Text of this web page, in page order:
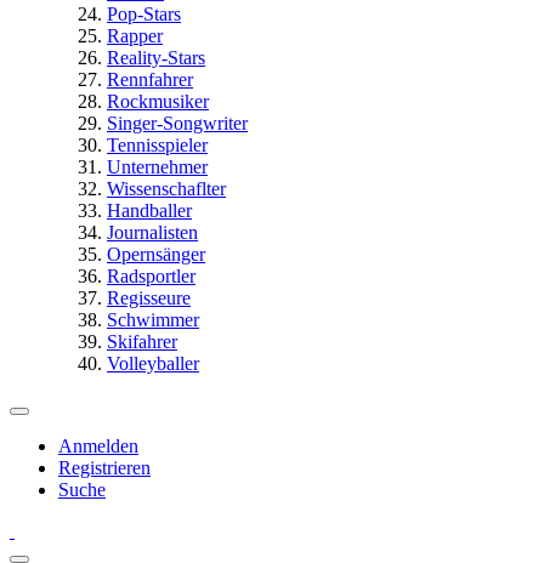
Pop-Stars
Rapper
Reality-Stars
Rennfahrer
Rockmusiker
Singer-Songwriter
Tennisspieler
Unternehmer
Wissenschaflter
Handballer
Journalisten
Opernsänger
Radsportler
Regisseure
Schwimmer
Skifahrer
Volleyballer
Anmelden
Registrieren
Suche